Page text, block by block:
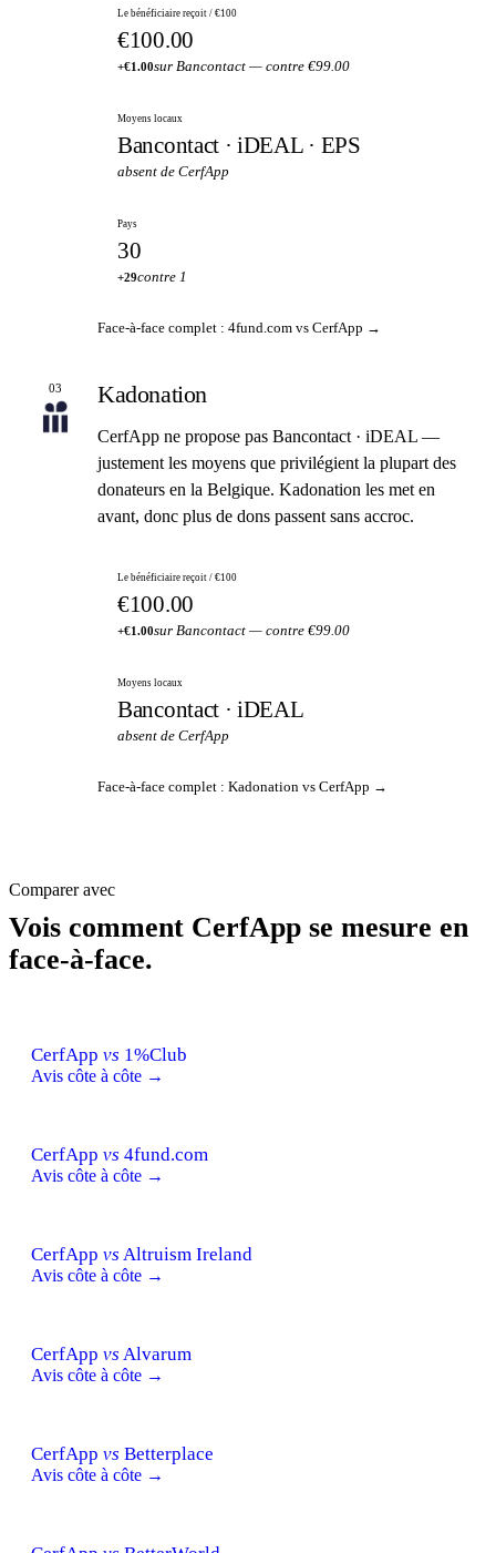
Le bénéficiaire reçoit / €100
€100.00
+€1.00sur Bancontact — contre €99.00
Moyens locaux
Bancontact · iDEAL · EPS
absent de CerfApp
Pays
30
+29contre 1
Face-à-face complet : 4fund.com vs CerfApp →
03 Kadonation
CerfApp ne propose pas Bancontact · iDEAL —
justement les moyens que privilégient la plupart des
donateurs en la Belgique. Kadonation les met en
avant, donc plus de dons passent sans accroc.
Le bénéficiaire reçoit / €100
€100.00
+€1.00sur Bancontact — contre €99.00
Moyens locaux
Bancontact · iDEAL
absent de CerfApp
Face-à-face complet : Kadonation vs CerfApp →
Comparer avec
Vois comment CerfApp se mesure en
face-à-face.
CerfApp vs 1%Club
Avis côte à côte →
CerfApp vs 4fund.com
Avis côte à côte →
CerfApp vs Altruism Ireland
Avis côte à côte →
CerfApp vs Alvarum
Avis côte à côte →
CerfApp vs Betterplace
Avis côte à côte →